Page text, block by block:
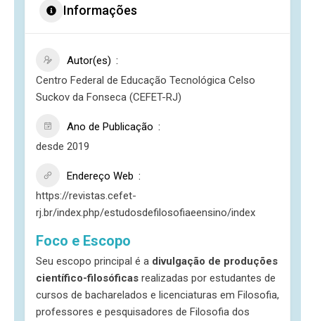
Informações
Autor(es)
Centro Federal de Educação Tecnológica Celso
Suckov da Fonseca (CEFET-RJ)
Ano de Publicação
desde 2019
Endereço Web
https://revistas.cefet-
rj.br/index.php/estudosdefilosofiaeensino/index
Foco e Escopo
Seu escopo principal é a divulgação de produções
científico-filosóficas realizadas por estudantes de
cursos de bacharelados e licenciaturas em Filosofia,
professores e pesquisadores de Filosofia dos